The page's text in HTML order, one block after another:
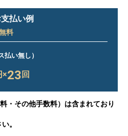
払い例
料
払い無し）
×23 回
・その他手数料）は含まれており
。